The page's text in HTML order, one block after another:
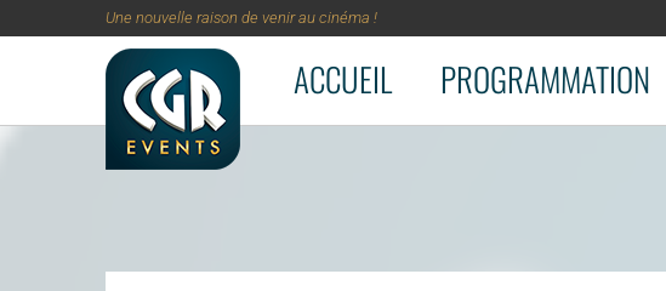
Aller au contenu principal
Une nouvelle raison de venir au cinéma !
ACCUEIL PROGRAMMATION